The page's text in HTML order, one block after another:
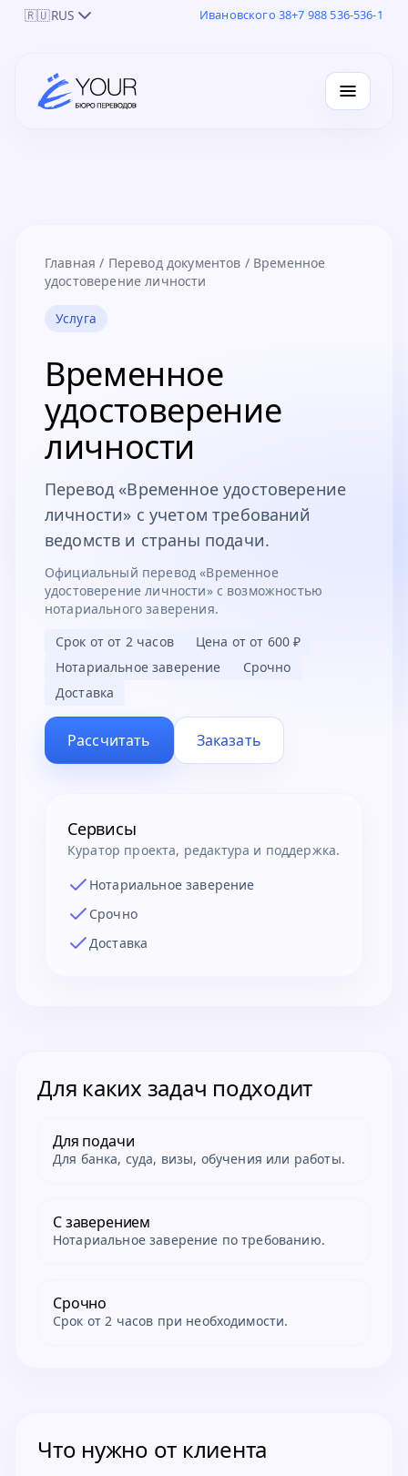
🇷🇺RUS Ивановского 38+7 988 536-536-1
Главная / Перевод документов / Временное
удостоверение личности
Услуга
Временное
удостоверение
личности
Перевод «Временное удостоверение
личности» с учетом требований
ведомств и страны подачи.
Официальный перевод «Временное
удостоверение личности» с возможностью
нотариального заверения.
Срок отот 2 часов Цена отот 600 ₽
Нотариальное заверение
Срочно
Доставка
Рассчитать Заказать
Сервисы
Куратор проекта, редактура и поддержка.
Нотариальное заверение
Срочно
Доставка
Для каких задач подходит
Для подачи
Для банка, суда, визы, обучения или работы.
С заверением
Нотариальное заверение по требованию.
Срочно
Срок от 2 часов при необходимости.
Что нужно от клиента